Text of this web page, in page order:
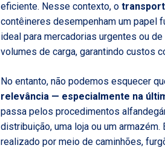
eficiente. Nesse contexto, o
contêineres desempenham um papel
ideal para mercadorias urgentes ou
volumes de carga, garantindo custos
No entanto, não podemos esquecer
relevância — especialmente na
passa pelos procedimentos
distribuição, uma loja ou um
realizado por meio de caminhões,